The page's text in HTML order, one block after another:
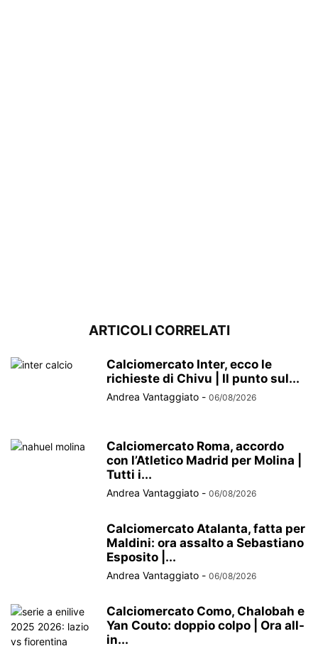
ARTICOLI CORRELATI
Calciomercato Inter, ecco le
richieste di Chivu | Il punto sul...
Andrea Vantaggiato - 06/08/2026
Calciomercato Roma, accordo
con l’Atletico Madrid per Molina |
Tutti i...
Andrea Vantaggiato - 06/08/2026
Calciomercato Atalanta, fatta per
Maldini: ora assalto a Sebastiano
Esposito |...
Andrea Vantaggiato - 06/08/2026
Calciomercato Como, Chalobah e
Yan Couto: doppio colpo | Ora all-
in...